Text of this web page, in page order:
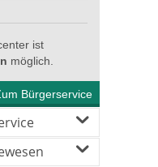
ist
möglich.
Bürgerservice